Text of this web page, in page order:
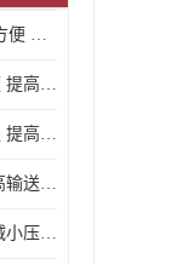
DN80不锈钢鹤管 维修方便 提高输送效率
硫酸装车鹤管 维修方便 提高输送效率
天然气鹤管 承载能力强 提高输送效率
伴热鹤管 旋转灵活 提高输送效率
万向鹤管 承载能力强 减小压力损失